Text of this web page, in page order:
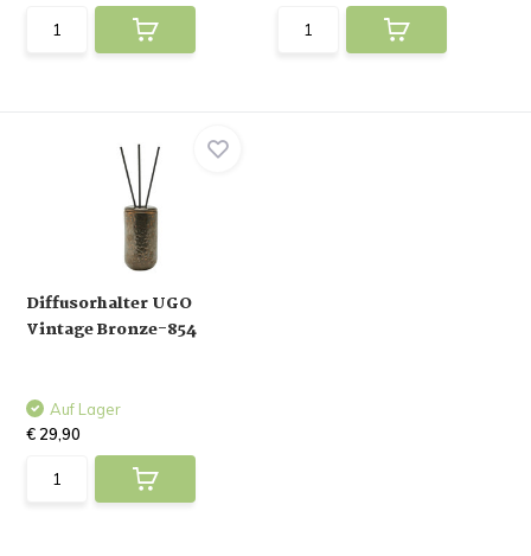
Diffusorhalter UGO
Vintage Bronze-854
Auf Lager
€ 29,90